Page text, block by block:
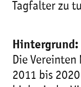
Tagfalter zu
Hintergrund:
Die
2011 bis